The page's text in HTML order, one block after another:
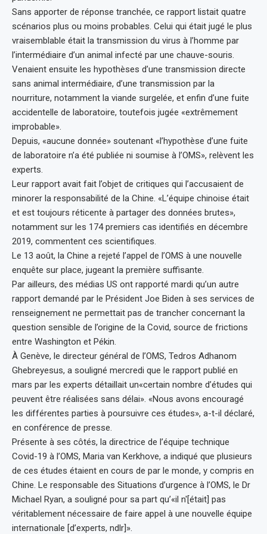
Sans apporter de réponse tranchée, ce rapport listait quatre
scénarios plus ou moins probables. Celui qui était jugé le plus
vraisemblable était la transmission du virus à l’homme par
l’intermédiaire d’un animal infecté par une chauve-souris.
Venaient ensuite les hypothèses d’une transmission directe
sans animal intermédiaire, d’une transmission par la
nourriture, notamment la viande surgelée, et enfin d’une fuite
accidentelle de laboratoire, toutefois jugée «extrêmement
improbable».
Depuis, «aucune donnée» soutenant «l’hypothèse d’une fuite
de laboratoire n’a été publiée ni soumise à l’OMS», relèvent les
experts.
Leur rapport avait fait l’objet de critiques qui l’accusaient de
minorer la responsabilité de la Chine. «L’équipe chinoise était
et est toujours réticente à partager des données brutes»,
notamment sur les 174 premiers cas identifiés en décembre
2019, commentent ces scientifiques.
Le 13 août, la Chine a rejeté l’appel de l’OMS à une nouvelle
enquête sur place, jugeant la première suffisante.
Par ailleurs, des médias US ont rapporté mardi qu’un autre
rapport demandé par le Président Joe Biden à ses services de
renseignement ne permettait pas de trancher concernant la
question sensible de l’origine de la Covid, source de frictions
entre Washington et Pékin.
À Genève, le directeur général de l’OMS, Tedros Adhanom
Ghebreyesus, a souligné mercredi que le rapport publié en
mars par les experts détaillait un«certain nombre d’études qui
peuvent être réalisées sans délai». «Nous avons encouragé
les différentes parties à poursuivre ces études», a-t-il déclaré,
en conférence de presse.
Présente à ses côtés, la directrice de l’équipe technique
Covid-19 à l’OMS, Maria van Kerkhove, a indiqué que plusieurs
de ces études étaient en cours de par le monde, y compris en
Chine. Le responsable des Situations d’urgence à l’OMS, le Dr
Michael Ryan, a souligné pour sa part qu’«il n'[était] pas
véritablement nécessaire de faire appel à une nouvelle équipe
internationale [d’experts, ndlr]».